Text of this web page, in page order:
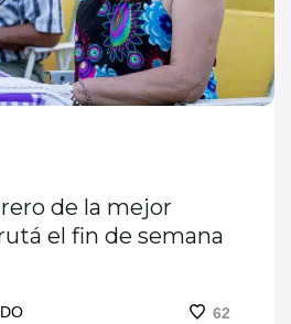
de la mejor
el fin de semana
62